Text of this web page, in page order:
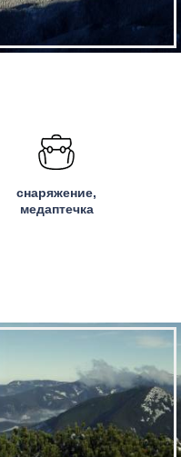
снаряжение,
медаптечка